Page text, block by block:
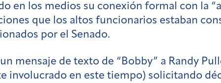
en los medios su conexión formal con la
que los altos funcionarios estaban
por el Senado.
mensaje de texto de “Bobby” a Randy
involucrado en este tiempo) solicitando